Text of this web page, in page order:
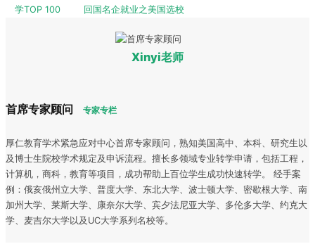
学TOP 100
回国名企就业之美国选校
Xinyi老师
首席专家顾问 专家专栏
厚仁教育学术紧急应对中心首席专家顾问，熟知美国高中、本科、研究生以
及博士生院校学术规定及申诉流程。擅长多领域专业转学申请，包括工程，
计算机，商科，教育等项目，成功帮助上百位学生成功快速转学。 经手案
例：俄亥俄州立大学、普度大学、东北大学、波士顿大学、密歇根大学、南
加州大学、莱斯大学、康奈尔大学、宾夕法尼亚大学、多伦多大学、约克大
学、麦吉尔大学以及UC大学系列名校等。